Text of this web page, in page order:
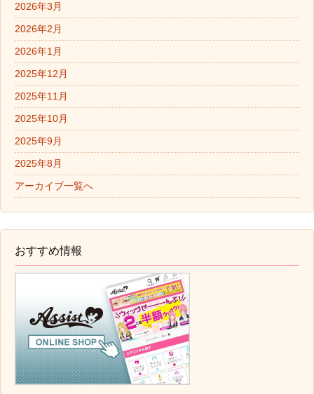
2026年3月
2026年2月
2026年1月
2025年12月
2025年11月
2025年10月
2025年9月
2025年8月
アーカイブ一覧へ
おすすめ情報